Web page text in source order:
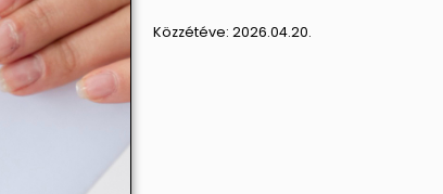
Közzétéve: 2026.04.20.